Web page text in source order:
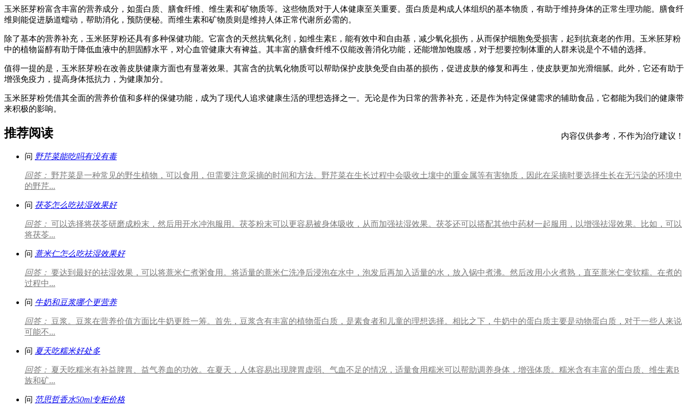
玉米胚芽粉富含丰富的营养成分，如蛋白质、膳食纤维、维生素和矿物质等。这些物质对于人体健康至关重要。蛋白质是构成人体组织的基本物质，有助于维持身体的正常生理功能。膳食纤
维则能促进肠道蠕动，帮助消化，预防便秘。而维生素和矿物质则是维持人体正常代谢所必需的。
除了基本的营养补充，玉米胚芽粉还具有多种保健功能。它富含的天然抗氧化剂，如维生素E，能有效中和自由基，减少氧化损伤，从而保护细胞免受损害，起到抗衰老的作用。玉米胚芽粉
中的植物甾醇有助于降低血液中的胆固醇水平，对心血管健康大有裨益。其丰富的膳食纤维不仅能改善消化功能，还能增加饱腹感，对于想要控制体重的人群来说是个不错的选择。
值得一提的是，玉米胚芽粉在改善皮肤健康方面也有显著效果。其富含的抗氧化物质可以帮助保护皮肤免受自由基的损伤，促进皮肤的修复和再生，使皮肤更加光滑细腻。此外，它还有助于
增强免疫力，提高身体抵抗力，为健康加分。
玉米胚芽粉凭借其全面的营养价值和多样的保健功能，成为了现代人追求健康生活的理想选择之一。无论是作为日常的营养补充，还是作为特定保健需求的辅助食品，它都能为我们的健康带
来积极的影响。
内容仅供参考，不作为治疗建议！
推荐阅读
问 野芹菜能吃吗有没有毒
回答： 野芹菜是一种常见的野生植物，可以食用，但需要注意采摘的时间和方法。野芹菜在生长过程中会吸收土壤中的重金属等有害物质，因此在采摘时要选择生长在无污染的环境中
的野芹...
问 茯苓怎么吃祛湿效果好
回答： 可以选择将茯苓研磨成粉末，然后用开水冲泡服用。茯苓粉末可以更容易被身体吸收，从而加强祛湿效果。茯苓还可以搭配其他中药材一起服用，以增强祛湿效果。比如，可以
将茯苓...
问 薏米仁怎么吃祛湿效果好
回答： 要达到最好的祛湿效果，可以将薏米仁煮粥食用。将适量的薏米仁洗净后浸泡在水中，泡发后再加入适量的水，放入锅中煮沸。然后改用小火煮熟，直至薏米仁变软糯。在煮的
过程中...
问 牛奶和豆浆哪个更营养
回答： 豆浆。豆浆在营养价值方面比牛奶更胜一筹。首先，豆浆含有丰富的植物蛋白质，是素食者和儿童的理想选择。相比之下，牛奶中的蛋白质主要是动物蛋白质，对于一些人来说
可能不...
问 夏天吃糯米好处多
回答： 夏天吃糯米有补益脾胃、益气养血的功效。在夏天，人体容易出现脾胃虚弱、气血不足的情况，适量食用糯米可以帮助调养身体，增强体质。糯米含有丰富的蛋白质、维生素B
族和矿...
问 范思哲香水50ml专柜价格